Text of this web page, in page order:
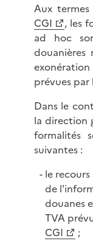
Aux
CGI
, les
ad hoc
douanières
prévues par
Dans le
la direction
formalités
suivantes :
le
de
douanes
TVA
CGI
;